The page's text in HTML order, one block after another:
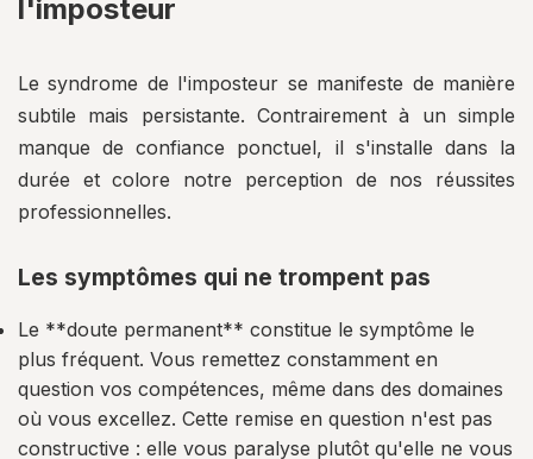
l'imposteur
Le syndrome de l'imposteur se manifeste de manière
subtile mais persistante. Contrairement à un simple
manque de confiance ponctuel, il s'installe dans la
durée et colore notre perception de nos réussites
professionnelles.
Les symptômes qui ne trompent pas
Le **doute permanent** constitue le symptôme le
plus fréquent. Vous remettez constamment en
question vos compétences, même dans des domaines
où vous excellez. Cette remise en question n'est pas
constructive : elle vous paralyse plutôt qu'elle ne vous